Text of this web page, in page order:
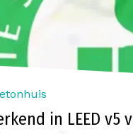
in LEED